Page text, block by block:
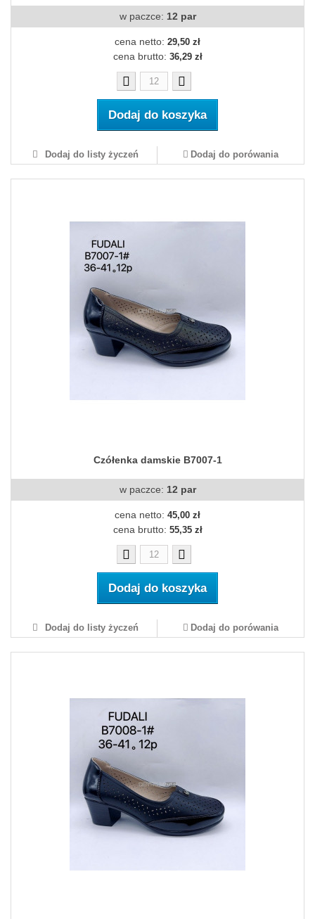
w paczce: 12 par
cena netto: 29,50 zł
cena brutto: 36,29 zł
Dodaj do koszyka
Dodaj do listy życzeń Dodaj do porówania
Czółenka damskie B7007-1
w paczce: 12 par
cena netto: 45,00 zł
cena brutto: 55,35 zł
Dodaj do koszyka
Dodaj do listy życzeń Dodaj do porówania